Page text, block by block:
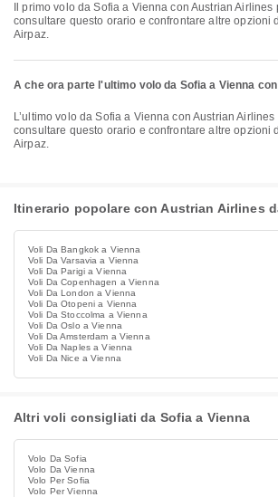
consultare questo orario e confrontare altre opzioni
Airpaz.
A che ora parte l'ultimo volo da Sofia a Vienna
L’ultimo volo da Sofia a Vienna con Austrian Airlines parte alle 19:05. Puoi
consultare questo orario e confrontare altre opzioni
Airpaz.
Itinerario popolare con Austrian Airlines
Voli Da Bangkok a Vienna
Voli Da Varsavia a Vienna
Voli Da Parigi a Vienna
Voli Da Copenhagen a Vienna
Voli Da London a Vienna
Voli Da Otopeni a Vienna
Voli Da Stoccolma a Vienna
Voli Da Oslo a Vienna
Voli Da Amsterdam a Vienna
Voli Da Naples a Vienna
Voli Da Nice a Vienna
Altri voli consigliati da Sofia a Vienna
Volo Da Sofia
Volo Da Vienna
Volo Per Sofia
Volo Per Vienna